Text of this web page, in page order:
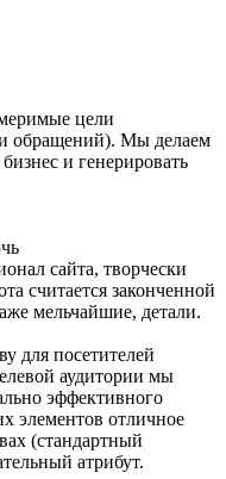
цели
и обращений). Мы делаем
и генерировать
сайта, творчески
считается законченной
мельчайшие, детали.
для посетителей
аудитории мы
эффективного
элементов отличное
(стандартный
атрибут.